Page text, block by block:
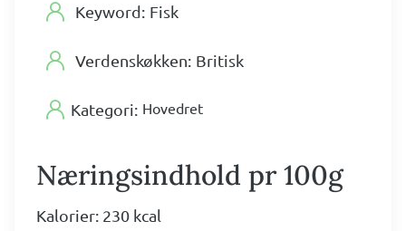
Keyword: Fisk
Verdenskøkken: Britisk
Kategori: Hovedret
Næringsindhold pr 100g
Kalorier: 230 kcal